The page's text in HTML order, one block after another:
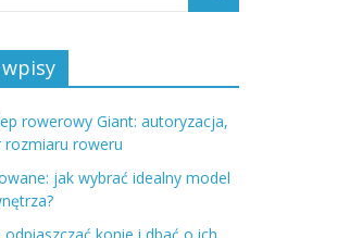
rowerowy Giant: autoryzacja,
rozmiaru roweru
jak wybrać idealny model